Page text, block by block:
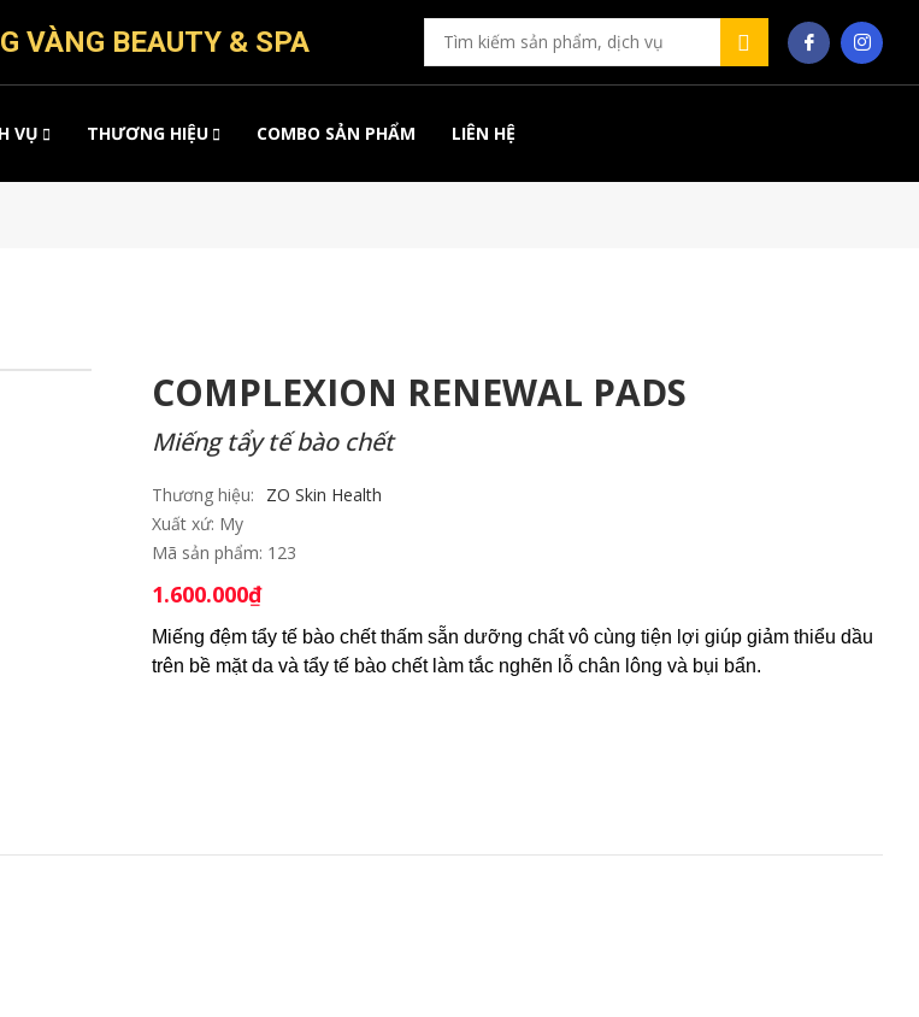
VÀNG BEAUTY & SPA
VỤ THƯƠNG HIỆU COMBO SẢN PHẨM LIÊN HỆ
COMPLEXION RENEWAL PADS
Miếng tẩy tế bào chết
Thương hiệu:
ZO Skin Health
Xuất xứ: My
Mã sản phẩm: 123
1.600.000₫
Miếng đệm tẩy tế bào chết thấm sẵn dưỡng chất vô cùng tiện lợi giúp giảm thiểu dầu
trên bề mặt da và tẩy tế bào chết làm tắc nghẽn lỗ chân lông và bụi bẩn.